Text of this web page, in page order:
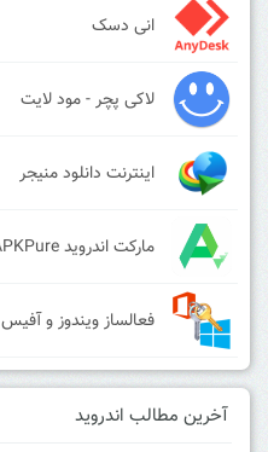
انی دسک
لاکی پچر - مود لایت
اینترنت دانلود منیجر
مارکت اندروید APKPure
فعالساز ویندوز و آفیس
آخرین مطالب اندروید